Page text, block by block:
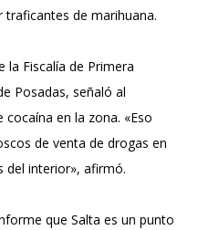
de marihuana.
la Fiscalía de Primera
Posadas, señaló al
en la zona. «Eso
de venta de drogas en
del interior», afirmó.
que Salta es un punto